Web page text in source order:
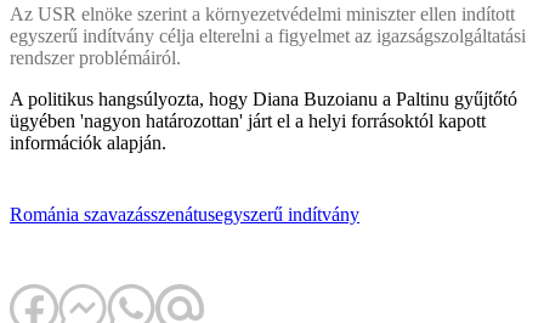
Az USR elnöke szerint a környezetvédelmi miniszter ellen indított
egyszerű indítvány célja elterelni a figyelmet az igazságszolgáltatási
rendszer problémáiról.
A politikus hangsúlyozta, hogy Diana Buzoianu a Paltinu gyűjtőtó
ügyében 'nagyon határozottan' járt el a helyi forrásoktól kapott
információk alapján.
Románia szavazásszenátusegyszerű indítvány